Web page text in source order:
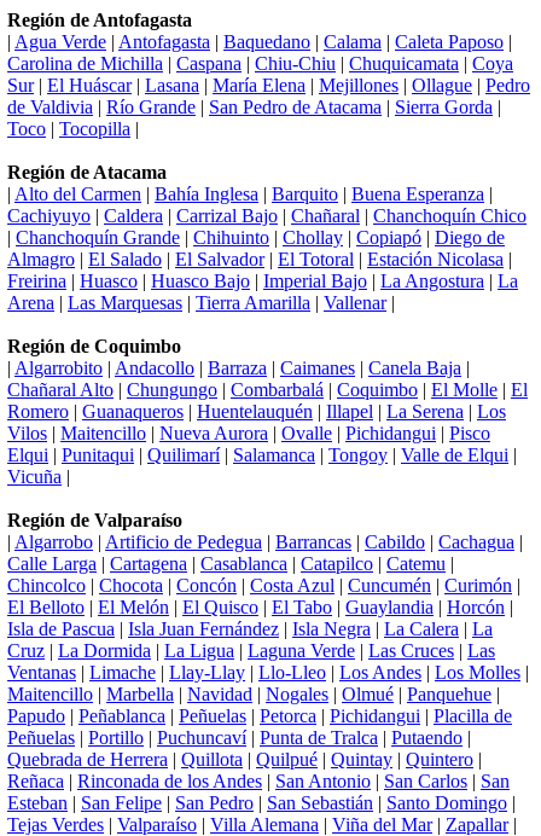
Región de Antofagasta
| Agua Verde | Antofagasta | Baquedano | Calama | Caleta Paposo |
Carolina de Michilla | Caspana | Chiu-Chiu | Chuquicamata | Coya
Sur| El Huáscar| Lasana | María Elena | Mejillones | Ollague | Pedro
de Valdivia | Río Grande | San Pedro de Atacama | Sierra Gorda |
Toco | Tocopilla |
Región de Atacama
| Alto del Carmen | Bahía Inglesa | Barquito | Buena Esperanza |
Cachiyuyo | Caldera | Carrizal Bajo | Chañaral | Chanchoquín Chico
| Chanchoquín Grande | Chihuinto | Chollay | Copiapó | Diego de
Almagro | El Salado | El Salvador| El Totoral | Estación Nicolasa |
Freirina | Huasco | Huasco Bajo | Imperial Bajo | La Angostura | La
Arena | Las Marquesas | Tierra Amarilla | Vallenar|
Región de Coquimbo
| Algarrobito | Andacollo | Barraza | Caimanes | Canela Baja |
Chañaral Alto | Chungungo | Combarbalá | Coquimbo | El Molle | El
Romero | Guanaqueros | Huentelauquén | Illapel | La Serena | Los
Vilos | Maitencillo | Nueva Aurora | Ovalle | Pichidangui | Pisco
Elqui | Punitaqui | Quilimarí| Salamanca | Tongoy | Valle de Elqui |
Vicuña |
Región de Valparaíso
| Algarrobo | Artificio de Pedegua | Barrancas | Cabildo | Cachagua |
Calle Larga | Cartagena | Casablanca | Catapilco | Catemu |
Chincolco | Chocota | Concón | Costa Azul | Cuncumén | Curimón |
El Belloto | El Melón | El Quisco | El Tabo | Guaylandia | Horcón |
Isla de Pascua | Isla Juan Fernández | Isla Negra | La Calera | La
Cruz | La Dormida | La Ligua | Laguna Verde | Las Cruces | Las
Ventanas | Limache | Llay-Llay | Llo-Lleo | Los Andes | Los Molles |
Maitencillo | Marbella | Navidad | Nogales | Olmué | Panquehue |
Papudo | Peñablanca | Peñuelas | Petorca | Pichidangui | Placilla de
Peñuelas | Portillo | Puchuncaví| Punta de Tralca | Putaendo |
Quebrada de Herrera | Quillota | Quilpué | Quintay | Quintero |
Reñaca | Rinconada de los Andes | San Antonio | San Carlos | San
Esteban | San Felipe | San Pedro | San Sebastián | Santo Domingo |
Tejas Verdes | Valparaíso | Villa Alemana | Viña del Mar| Zapallar|